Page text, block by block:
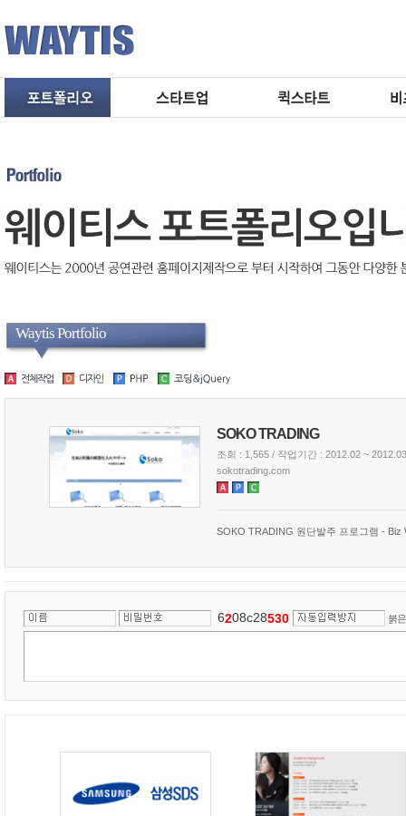
Waytis Portfolio
SOKO TRADING
조회 : 1,565 / 작업기간 : 2012.02 ~ 2012.03
sokotrading.com
SOKO TRADING 원단발주 프로그램 -
6208c28530 붉